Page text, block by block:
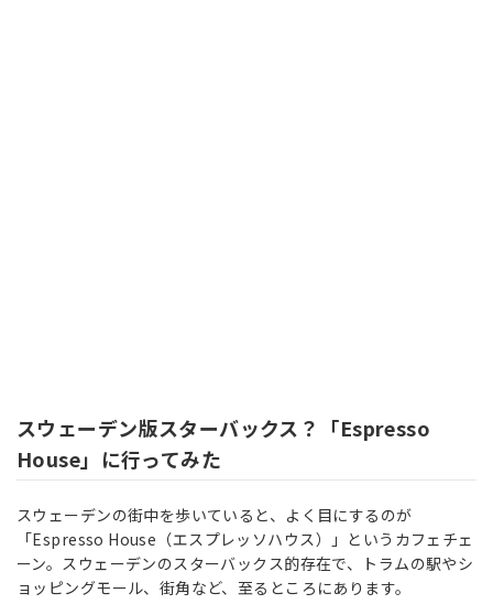
スウェーデン版スターバックス？「Espresso
House」に行ってみた
スウェーデンの街中を歩いていると、よく目にするのが
「Espresso House（エスプレッソハウス）」というカフェチェ
ーン。スウェーデンのスターバックス的存在で、トラムの駅やシ
ョッピングモール、街角など、至るところにあります。